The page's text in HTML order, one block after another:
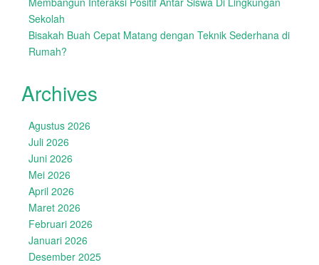
Sekolah
Bisakah Buah Cepat Matang dengan Teknik Sederhana di
Rumah?
Archives
Agustus 2026
Juli 2026
Juni 2026
Mei 2026
April 2026
Maret 2026
Februari 2026
Januari 2026
Desember 2025